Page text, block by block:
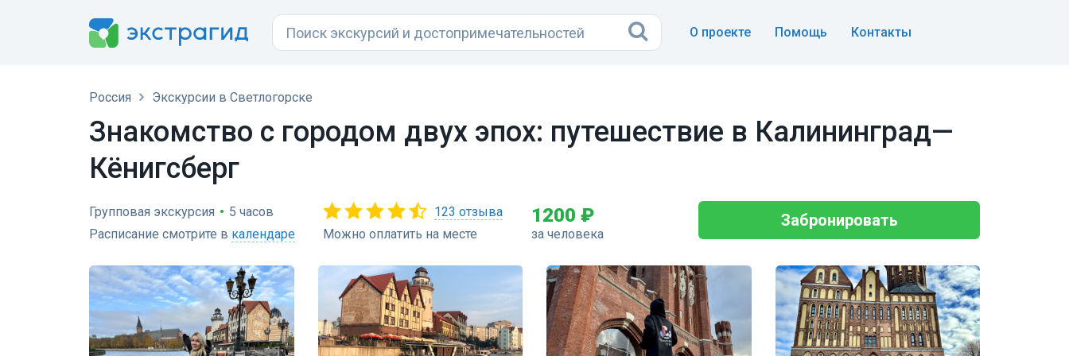
О проекте Помощь Контакты
Россия Экскурсии в Светлогорске
Знакомство с городом двух эпох: путешествие в Калининград—
Кёнигсберг
Групповая экскурсия • 5 часов
Расписание смотрите в календаре
123 отзыва
Можно оплатить на месте
1200 ₽
за человека
Забронировать